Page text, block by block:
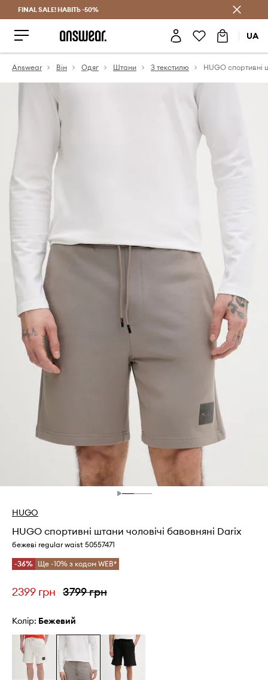
Заощаджуй з Answear Club
FINAL SALE! НАВІТЬ -50%
UA
Answear Він Одяг Штани З текстилю
HUGO
HUGO спортивні штани чоловічі бавовняні Darix
бежеві regular waist 50557471
-36% Ще -10% з кодом WEB*
2399 грн 3799 грн
Колір: бежевий